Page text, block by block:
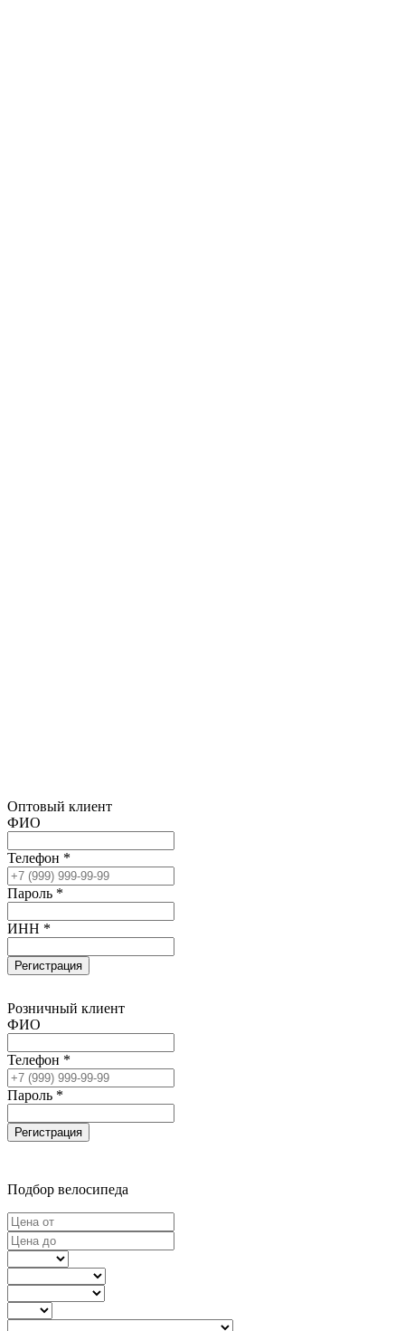
Оптовый клиент
ФИО
Телефон *
Пароль *
ИНН *
Регистрация
Розничный клиент
ФИО
Телефон *
Пароль *
Регистрация
Подбор велосипеда